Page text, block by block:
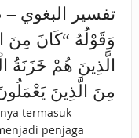
تفسير البغوي –
وَقَوْلُهُ “كَانَ مِنَ
الَّذِينَ هُمْ خَزَنَةُ
مِنَ الَّذِينَ
termasuk
penjaga